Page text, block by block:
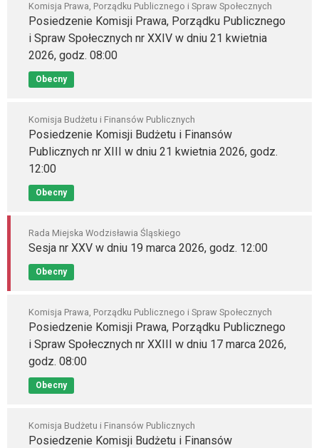
Komisja Prawa, Porządku Publicznego i Spraw Społecznych
Posiedzenie Komisji Prawa, Porządku Publicznego
i Spraw Społecznych nr XXIV w dniu 21 kwietnia
2026, godz. 08:00
Obecny
Komisja Budżetu i Finansów Publicznych
Posiedzenie Komisji Budżetu i Finansów
Publicznych nr XIII w dniu 21 kwietnia 2026, godz.
12:00
Obecny
Rada Miejska Wodzisławia Śląskiego
Sesja nr XXV w dniu 19 marca 2026, godz. 12:00
Obecny
Komisja Prawa, Porządku Publicznego i Spraw Społecznych
Posiedzenie Komisji Prawa, Porządku Publicznego
i Spraw Społecznych nr XXIII w dniu 17 marca 2026,
godz. 08:00
Obecny
Komisja Budżetu i Finansów Publicznych
Posiedzenie Komisji Budżetu i Finansów